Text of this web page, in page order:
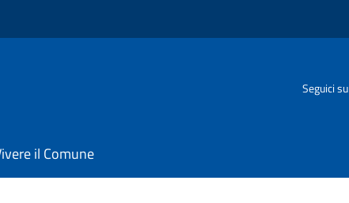
Seguici su
il Comune